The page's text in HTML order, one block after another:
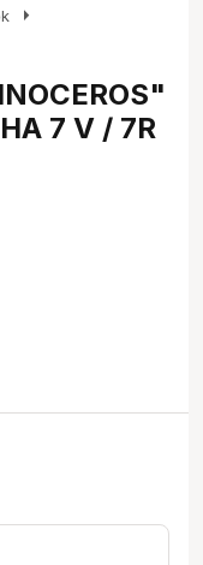
arrow_right
7 V / 7R